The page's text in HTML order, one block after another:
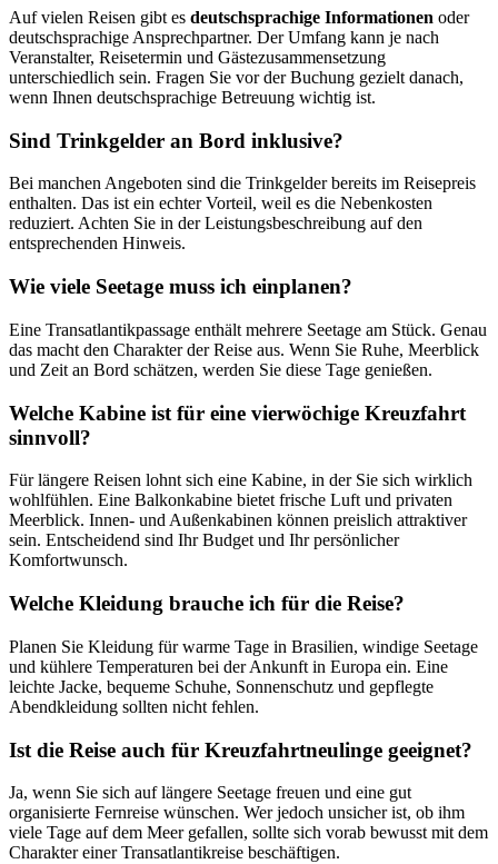
Auf vielen Reisen gibt es deutschsprachige Informationen oder
deutschsprachige Ansprechpartner. Der Umfang kann je nach
Veranstalter, Reisetermin und Gästezusammensetzung
unterschiedlich sein. Fragen Sie vor der Buchung gezielt danach,
wenn Ihnen deutschsprachige Betreuung wichtig ist.
Sind Trinkgelder an Bord inklusive?
Bei manchen Angeboten sind die Trinkgelder bereits im Reisepreis
enthalten. Das ist ein echter Vorteil, weil es die Nebenkosten
reduziert. Achten Sie in der Leistungsbeschreibung auf den
entsprechenden Hinweis.
Wie viele Seetage muss ich einplanen?
Eine Transatlantikpassage enthält mehrere Seetage am Stück. Genau
das macht den Charakter der Reise aus. Wenn Sie Ruhe, Meerblick
und Zeit an Bord schätzen, werden Sie diese Tage genießen.
Welche Kabine ist für eine vierwöchige Kreuzfahrt
sinnvoll?
Für längere Reisen lohnt sich eine Kabine, in der Sie sich wirklich
wohlfühlen. Eine Balkonkabine bietet frische Luft und privaten
Meerblick. Innen- und Außenkabinen können preislich attraktiver
sein. Entscheidend sind Ihr Budget und Ihr persönlicher
Komfortwunsch.
Welche Kleidung brauche ich für die Reise?
Planen Sie Kleidung für warme Tage in Brasilien, windige Seetage
und kühlere Temperaturen bei der Ankunft in Europa ein. Eine
leichte Jacke, bequeme Schuhe, Sonnenschutz und gepflegte
Abendkleidung sollten nicht fehlen.
Ist die Reise auch für Kreuzfahrtneulinge geeignet?
Ja, wenn Sie sich auf längere Seetage freuen und eine gut
organisierte Fernreise wünschen. Wer jedoch unsicher ist, ob ihm
viele Tage auf dem Meer gefallen, sollte sich vorab bewusst mit dem
Charakter einer Transatlantikreise beschäftigen.